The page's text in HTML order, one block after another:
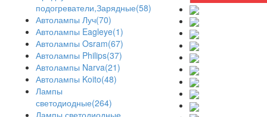
подогреватели,Зарядные(58)
Автолампы Луч(70)
Автолампы Eagleye(1)
Автолампы Osram(67)
Автолампы Philips(37)
Автолампы Narva(21)
Автолампы Koito(48)
Лампы
светодиодные(264)